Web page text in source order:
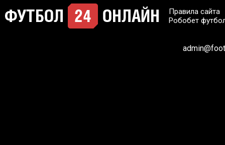
Правила сайта
Робобет